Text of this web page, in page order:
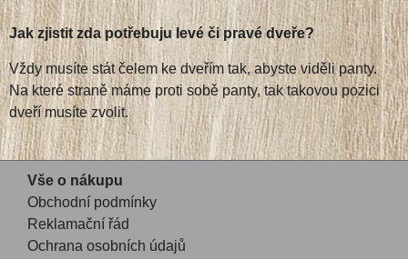
Jak zjistit zda potřebuju levé či pravé dveře?
Vždy musíte stát čelem ke dveřím tak, abyste viděli panty.
Na které straně máme proti sobě panty, tak takovou pozici
dveří musíte zvolit.
Vše o nákupu
Obchodní podmínky
Reklamační řád
Ochrana osobních údajů